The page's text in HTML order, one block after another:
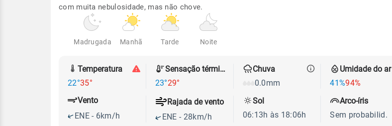
com muita nebulosidade, mas não chove.
Madrugada Manhã Tarde Noite
Temperatura
22°35°
Sensação térmica
23°29°
Chuva
0.0mm
Umidade do ar
41%94%
Vento
ENE - 6km/h
Rajada de vento
ENE - 28km/h
Sol
06:13h às 18:06h
Arco-íris
Sem probabilid.